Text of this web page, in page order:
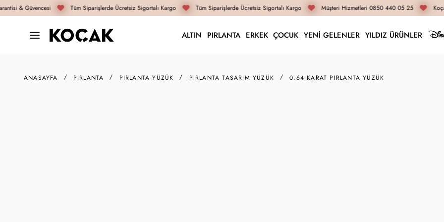
& Güvencesi Tüm Siparişlerde Ücretsiz Sigortalı Kargo Tüm Siparişlerde Ücretsiz Sigortalı Kargo Müşteri Hizmetleri 0850 440 05 25
ALTIN PIRLANTA ERKEK ÇOCUK YENİ GELENLER YILDIZ ÜRÜNLER
ANASAYFA PIRLANTA PIRLANTA YÜZÜK PIRLANTA TASARIM YÜZÜK 0.64 KARAT PIRLANTA YÜZÜK